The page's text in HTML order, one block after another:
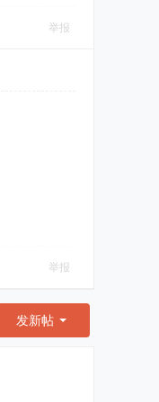
举报
举报
发新帖